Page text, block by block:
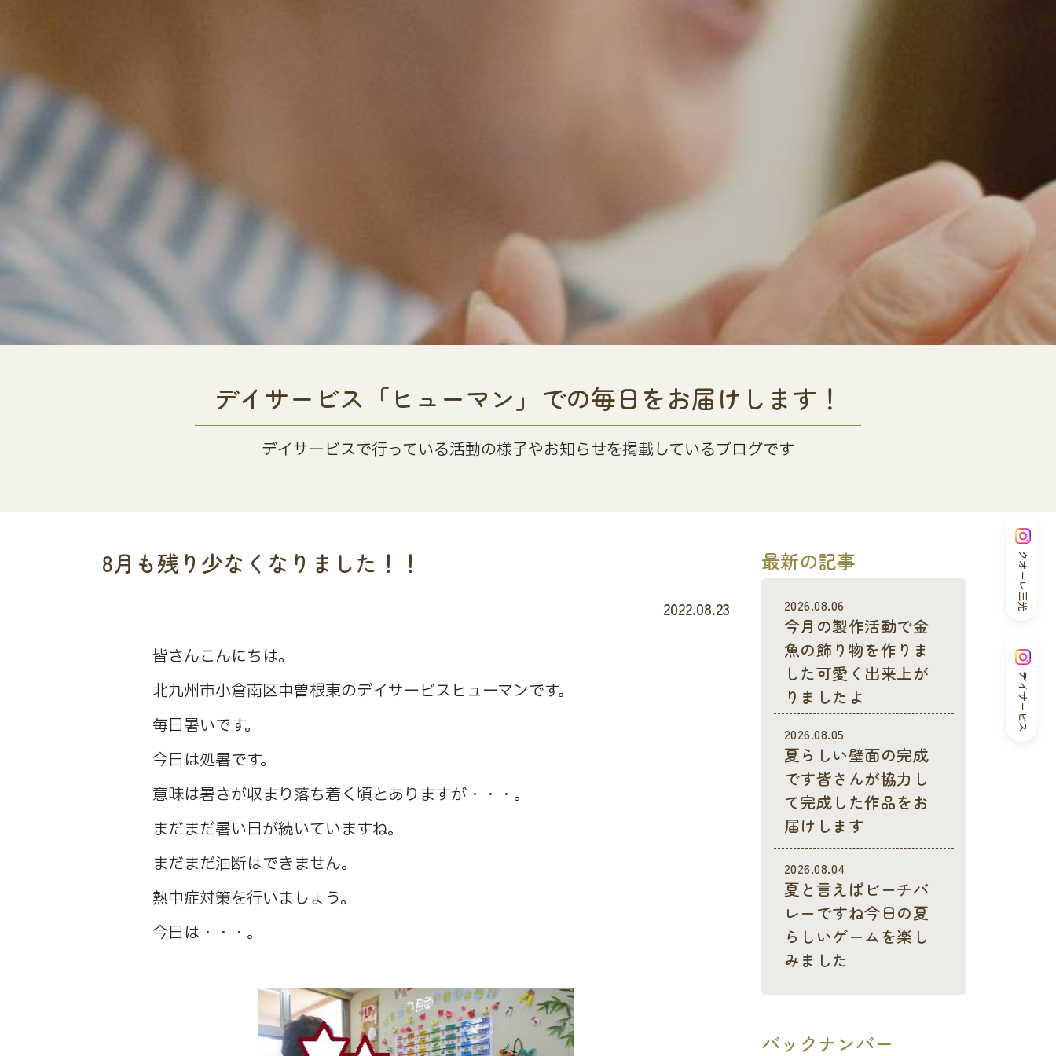
クオーレ三光
デイサービス
デイサービス「ヒューマン」での毎日をお届けします！
デイサービスで行っている活動の様子やお知らせを掲載しているブログです
8月も残り少なくなりました！！
2022.08.23
皆さんこんにちは。
北九州市小倉南区中曽根東のデイサービスヒューマンです。
毎日暑いです。
今日は処暑です。
意味は暑さが収まり落ち着く頃とありますが・・・。
まだまだ暑い日が続いていますね。
まだまだ油断はできません。
熱中症対策を行いましょう。
今日は・・・。
最新の記事
2026.08.06
今月の製作活動で金
魚の飾り物を作りま
した可愛く出来上が
りましたよ
2026.08.05
夏らしい壁面の完成
です皆さんが協力し
て完成した作品をお
届けします
2026.08.04
夏と言えばビーチバ
レーですね今日の夏
らしいゲームを楽し
みました
バックナンバー